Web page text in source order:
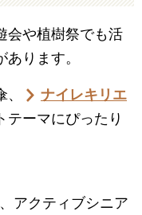
会や植樹祭でも活
ります。
、
ナイレキリエ
テーマにぴったり
アクティブシニア